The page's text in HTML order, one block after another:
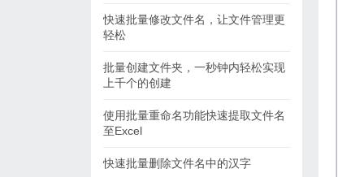
快速批量修改文件名，让文件管理更
轻松
批量创建文件夹，一秒钟内轻松实现
上千个的创建
使用批量重命名功能快速提取文件名
至Excel
快速批量删除文件名中的汉字